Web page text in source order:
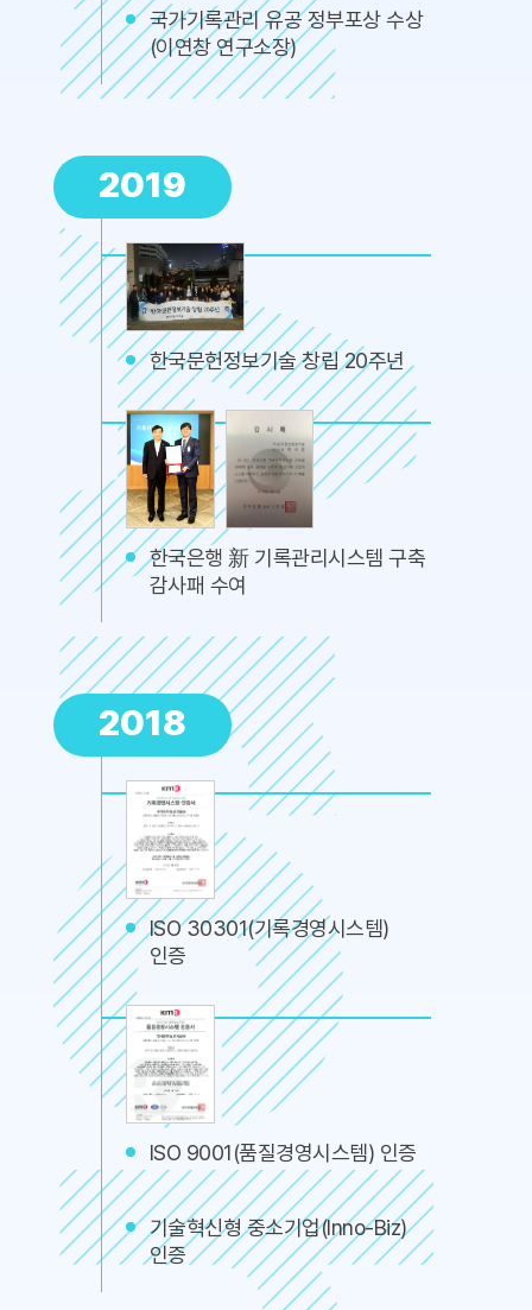
국가기록관리 유공 정부포상 수상
(이연창 연구소장)
2019
한국문헌정보기술 창립 20주년
한국은행 新 기록관리시스템 구축
감사패 수여
2018
ISO 30301(기록경영시스템)
인증
ISO 9001(품질경영시스템) 인증
기술혁신형 중소기업(Inno-Biz)
인증